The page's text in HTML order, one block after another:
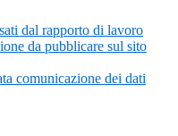
dal rapporto di lavoro
da pubblicare sul sito
comunicazione dei dati